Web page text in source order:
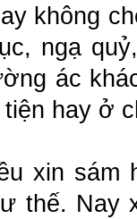
không
ngạ
ác
tiện hay ở
xin sám
thế. Nay